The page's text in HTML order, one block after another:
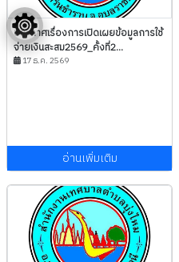
ประกาศเรื่องการเปิดเผยข้อมูลการใช้
จ่ายเงินสะสม2569_คั้งที่2...
17 ธ.ค. 2569
อ่านเพิ่มเติม